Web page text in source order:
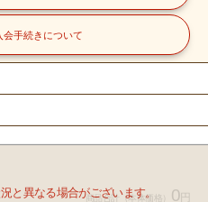
マスヤ
おにぎりせんべいフ
ク
本体価格 358 円
ち 茶
678
カゴに
入れる
ル
ーム
セ
１０
カ
格 298 円
常温
伊藤園
健康ミネ
ニュージーランド産
ウイフルーツ
１コ
商品合計 （本体価格） 0円
と異なる場合がございます。
会手続きについて